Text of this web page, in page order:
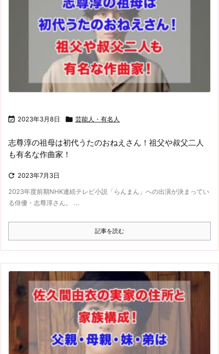
 2023年3月8日  芸能人・有名人
志尊淳の祖母は初代うたのおねえさん！祖父や叔父二人
も有名な作曲家！
 2023年7月3日
2023年度前期NHK連続テレビ小説「らんまん」への出演が決まってい
る俳優・志尊淳さん。 ...
記事を読む